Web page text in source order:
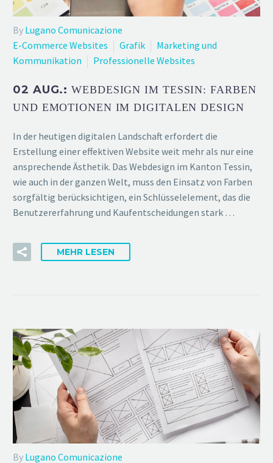
By Lugano Comunicazione
E-Commerce Websites
Grafik
Marketing und
Kommunikation
Professionelle Websites
02 AUG.:WEBDESIGN IM TESSIN: FARBEN
UND EMOTIONEN IM DIGITALEN DESIGN
In der heutigen digitalen Landschaft erfordert die
Erstellung einer effektiven Website weit mehr als nur eine
ansprechende Ästhetik. Das Webdesign im Kanton Tessin,
wie auch in der ganzen Welt, muss den Einsatz von Farben
sorgfältig berücksichtigen, ein Schlüsselelement, das die
Benutzererfahrung und Kaufentscheidungen stark …
MEHR LESEN
By Lugano Comunicazione